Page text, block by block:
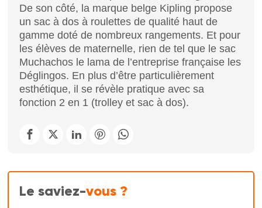
De son côté, la marque belge Kipling propose
un sac à dos à roulettes de qualité haut de
gamme doté de nombreux rangements. Et pour
les élèves de maternelle, rien de tel que le sac
Muchachos le lama de l’entreprise française les
Déglingos. En plus d’être particulièrement
esthétique, il se révèle pratique avec sa
fonction 2 en 1 (trolley et sac à dos).
Le saviez-vous ?